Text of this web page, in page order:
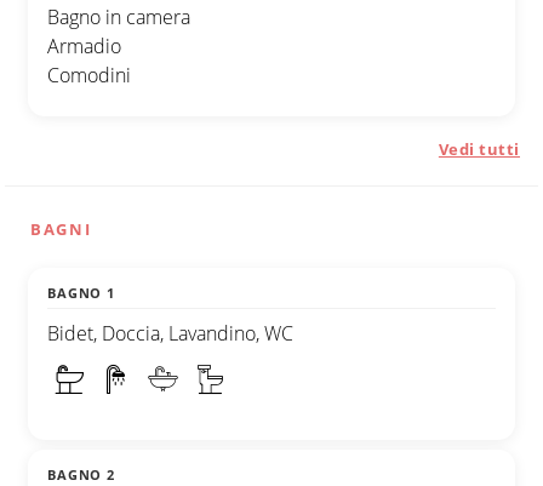
Bagno in camera
Armadio
Comodini
Vedi tutti
BAGNI
BAGNO 1
Bidet, Doccia, Lavandino, WC
BAGNO 2